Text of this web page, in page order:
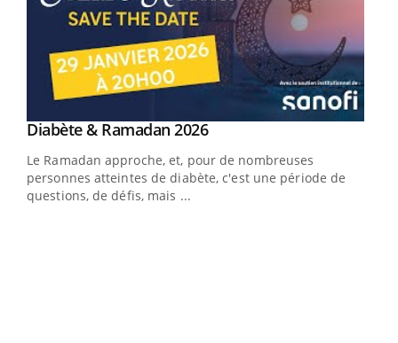
Youtube
Diabète & Ramadan 2026Youtube
Le Ramadan approche, et, pour de nombreuses
personnes atteintes de diabète, c'est une période de
questions, de défis, mais ...